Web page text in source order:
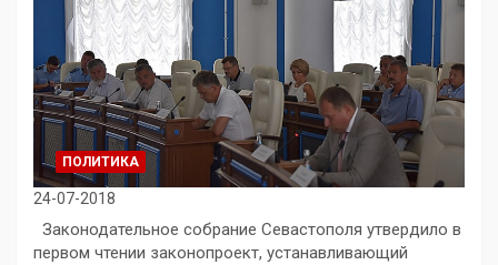
ПОЛИТИКА
24-07-2018
Законодательное собрание Севастополя утвердило в
первом чтении законопроект, устанавливающий